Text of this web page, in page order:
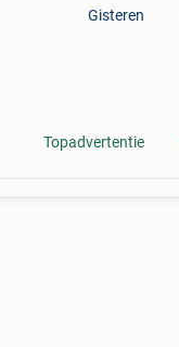
Gisteren
Topadvertentie